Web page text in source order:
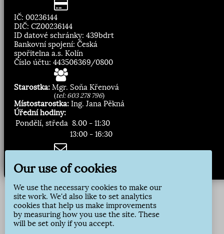
IČ: 00236144
DIČ: CZ00236144
ID datové schránky: 439bdrt
Bankovní spojení: Česká
spořitelna a.s. Kolín
Číslo účtu: 443506369/0800
Starostka: Mgr. Soňa Křenová
(tel: 603 278 796)
Místostarostka: Ing. Jana Pěkná
Úřední hodiny:
Pondělí, středa 8.00 - 11:30
13:00 - 16:30
Přihlásit odběr
Our use of cookies
We use the necessary cookies to make our
site work. We'd also like to set analytics
cookies that help us make improvements
by measuring how you use the site. These
will be set only if you accept.